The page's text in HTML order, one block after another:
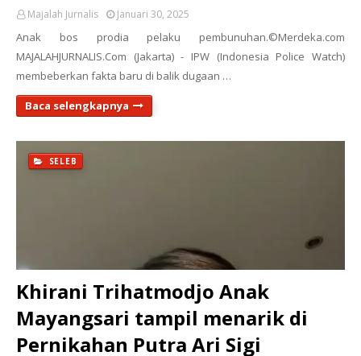
Majalah Jurnalis Januari 30, 2025
Anak bos prodia pelaku pembunuhan.©Merdeka.com
MAJALAHJURNALIS.Com (Jakarta) - IPW (Indonesia Police Watch)
membeberkan fakta baru di balik dugaan …
Baca selengkapnya
SELEB
Khirani Trihatmodjo Anak
Mayangsari tampil menarik di
Pernikahan Putra Ari Sigi